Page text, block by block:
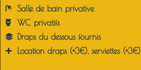
Salle de bain privative
WC privatifs
Draps du dessous fournis
Location draps (+3€), serviettes (+3€)